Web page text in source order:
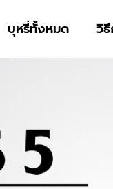
บุหรี่ทั้งหมด วิธี